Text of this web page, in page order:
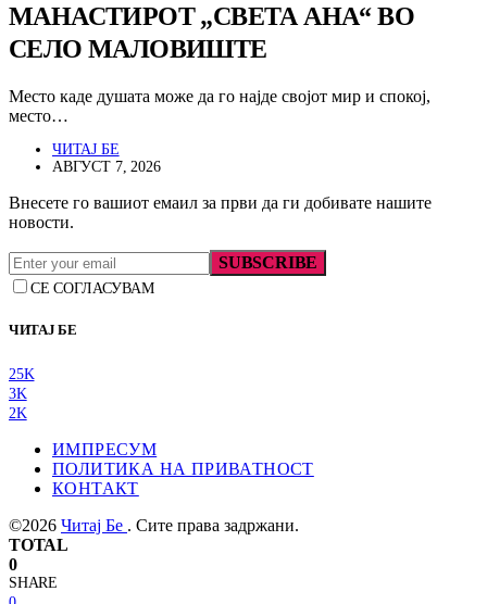
МАНАСТИРОТ „СВЕТА АНА“ ВО
СЕЛО МАЛОВИШТЕ
Место каде душата може да го најде својот мир и спокој,
место…
ЧИТАЈ БЕ
АВГУСТ 7, 2026
Внесете го вашиот емаил за први да ги добивате нашите
новости.
SUBSCRIBE
СЕ СОГЛАСУВАМ
ЧИТАЈ БЕ
25K
3K
2K
ИМПРЕСУМ
ПОЛИТИКА НА ПРИВАТНОСТ
КОНТАКТ
©2026 Читај Бе . Сите права задржани.
TOTAL
0
SHARE